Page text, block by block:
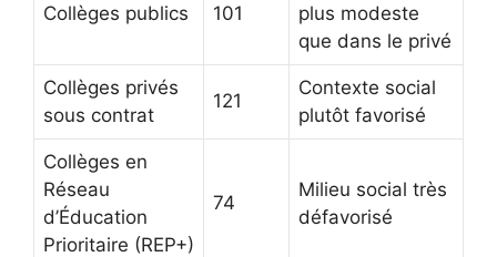
Collèges publics 101
plus modeste
que dans le privé
Collèges privés
sous contrat
121
Contexte social
plutôt favorisé
Collèges en
Réseau
d’Éducation
Prioritaire (REP+)
74
Milieu social très
défavorisé